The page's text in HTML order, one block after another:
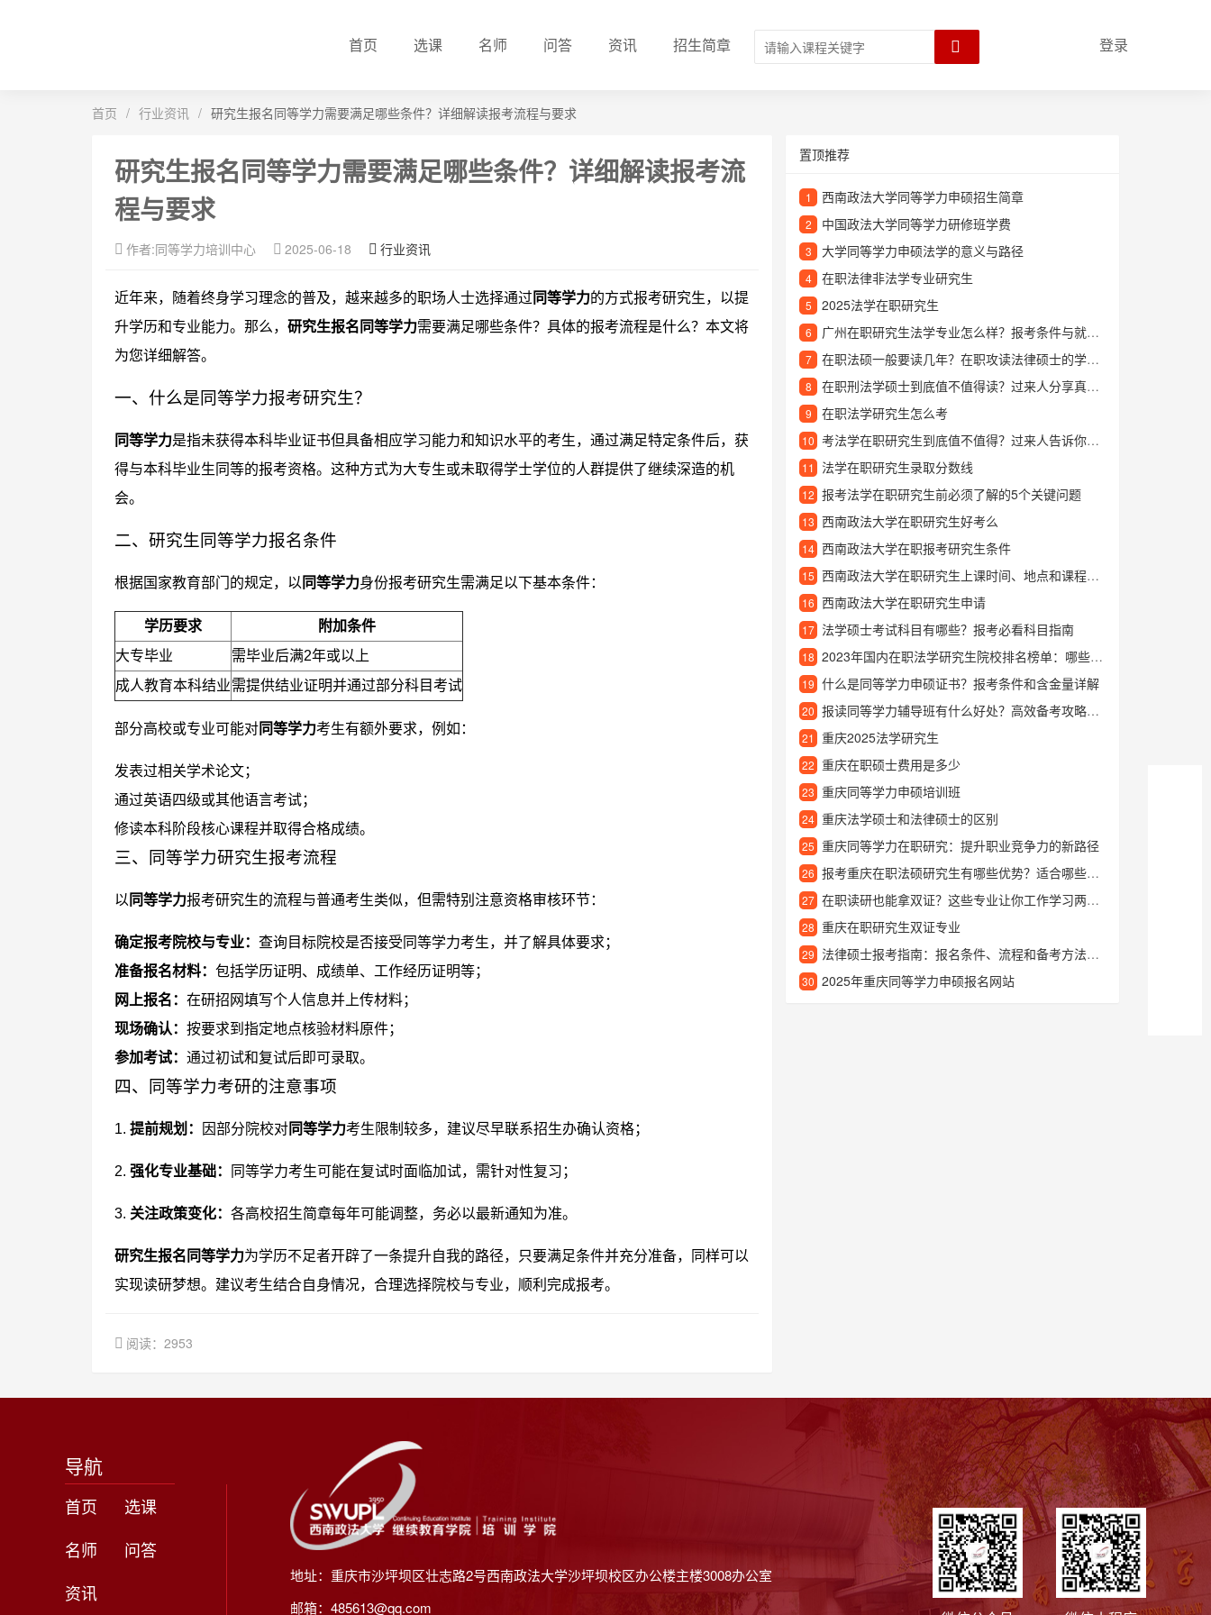
首页 选课 名师 问答 资讯 招生简章 登录
首页 / 行业资讯 / 研究生报名同等学力需要满足哪些条件？详细解读报考流程与要求
研究生报名同等学力需要满足哪些条件？详细解读报考流
程与要求
作者:同等学力培训中心 2025-06-18 行业资讯
近年来，随着终身学习理念的普及，越来越多的职场人士选择通过 同等学力的方式报考研究生，以提
升学历和专业能力。那么， 研究生报名同等学力需要满足哪些条件？具体的报考流程是什么？本文将
为您详细解答。
一、什么是同等学力报考研究生？
同等学力是指未获得本科毕业证书但具备相应学习能力和知识水平的考生，通过满足特定条件后，获
得与本科毕业生同等的报考资格。这种方式为大专生或未取得学士学位的人群提供了继续深造的机
会。
二、研究生同等学力报名条件
根据国家教育部门的规定，以 同等学力身份报考研究生需满足以下基本条件：
学历要求
附加条件
大专毕业
需毕业后满2年或以上
成人教育本科结业需提供结业证明并通过部分科目考试
部分高校或专业可能对同等学力考生有额外要求，例如：
发表过相关学术论文；
通过英语四级或其他语言考试；
修读本科阶段核心课程并取得合格成绩。
三、同等学力研究生报考流程
以 同等学力报考研究生的流程与普通考生类似，但需特别注意资格审核环节：
确定报考院校与专业： 查询目标院校是否接受同等学力考生，并了解具体要求；
准备报名材料： 包括学历证明、成绩单、工作经历证明等；
网上报名： 在研招网填写个人信息并上传材料；
现场确认： 按要求到指定地点核验材料原件；
参加考试： 通过初试和复试后即可录取。
四、同等学力考研的注意事项
1. 提前规划： 因部分院校对同等学力考生限制较多，建议尽早联系招生办确认资格；
2. 强化专业基础： 同等学力考生可能在复试时面临加试，需针对性复习；
3. 关注政策变化： 各高校招生简章每年可能调整，务必以最新通知为准。
研究生报名同等学力为学历不足者开辟了一条提升自我的路径，只要满足条件并充分准备，同样可以
实现读研梦想。建议考生结合自身情况，合理选择院校与专业，顺利完成报考。
阅读：2953
置顶推荐
1 西南政法大学同等学力申硕招生简章
2 中国政法大学同等学力研修班学费
3 大学同等学力申硕法学的意义与路径
4 在职法律非法学专业研究生
5 2025法学在职研究生
6 广州在职研究生法学专业怎么样？报考条件与就业前景解析
7 在职法硕一般要读几年？在职攻读法律硕士的学制解析
8 在职刑法学硕士到底值不值得读？过来人分享真实学习体验
9 在职法学研究生怎么考
10 考法学在职研究生到底值不值得？过来人告诉你真实体验
11 法学在职研究生录取分数线
12 报考法学在职研究生前必须了解的5个关键问题
13 西南政法大学在职研究生好考么
14 西南政法大学在职报考研究生条件
15 西南政法大学在职研究生上课时间、地点和课程安排详解
16 西南政法大学在职研究生申请
17 法学硕士考试科目有哪些？报考必看科目指南
18 2023年国内在职法学研究生院校排名榜单：哪些高校含金量更高？
19 什么是同等学力申硕证书？报考条件和含金量详解
20 报读同等学力辅导班有什么好处？高效备考攻略分享
21 重庆2025法学研究生
22 重庆在职硕士费用是多少
23 重庆同等学力申硕培训班
24 重庆法学硕士和法律硕士的区别
25 重庆同等学力在职研究：提升职业竞争力的新路径
26 报考重庆在职法硕研究生有哪些优势？适合哪些人群就读？
27 在职读研也能拿双证？这些专业让你工作学习两不误
28 重庆在职研究生双证专业
29 法律硕士报考指南：报名条件、流程和备考方法全解析
30 2025年重庆同等学力申硕报名网站
导航
首页
选课
名师
问答
资讯
地址：重庆市沙坪坝区壮志路2号西南政法大学沙坪坝校区办公楼主楼3008办公室
邮箱：485613@qq.com